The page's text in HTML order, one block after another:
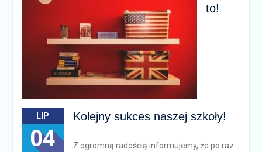
LIP
04
to!
Kolejny sukces naszej szkoły!
Z ogromną radością informujemy, że po raz